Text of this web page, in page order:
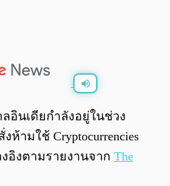
0:00 /
อินเดียกำลังอยู่ในช่วง
ามใช้ Cryptocurrencies
อิงตามรายงานจาก The